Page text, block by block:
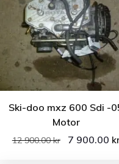
Ski-doo mxz 600 Sdi -
Motor
12 900.00kr 7 900.00